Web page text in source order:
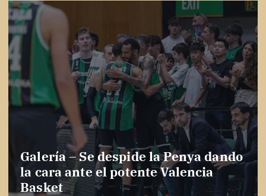
Galería – Se despide la Penya dando
la cara ante el potente Valencia
Basket